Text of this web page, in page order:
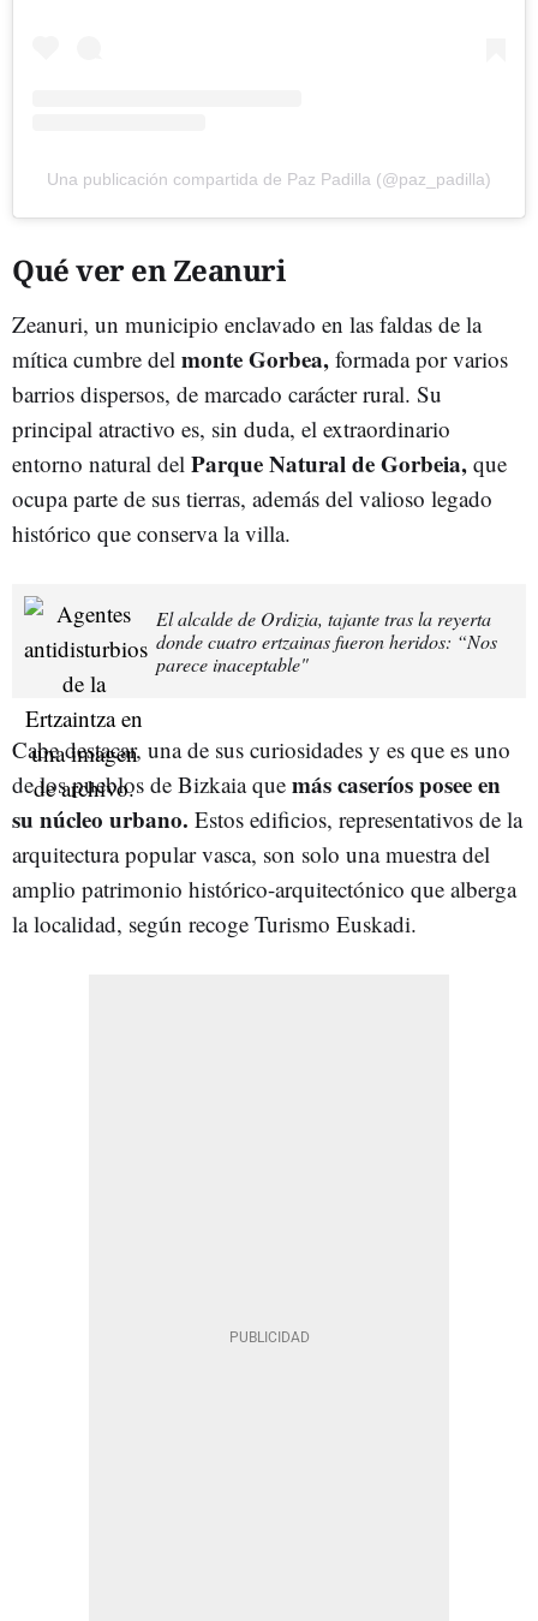
Una publicación compartida de Paz Padilla (@paz_padilla)
Qué ver en Zeanuri
Zeanuri, un municipio enclavado en las faldas de la
mítica cumbre del monte Gorbea, formada por varios
barrios dispersos, de marcado carácter rural. Su
principal atractivo es, sin duda, el extraordinario
entorno natural del Parque Natural de Gorbeia, que
ocupa parte de sus tierras, además del valioso legado
histórico que conserva la villa.
El alcalde de Ordizia, tajante tras la reyerta
donde cuatro ertzainas fueron heridos: “Nos
parece inaceptable"
Cabe destacar, una de sus curiosidades y es que es uno
de los pueblos de Bizkaia que más caseríos posee en
su núcleo urbano. Estos edificios, representativos de la
arquitectura popular vasca, son solo una muestra del
amplio patrimonio histórico-arquitectónico que alberga
la localidad, según recoge Turismo Euskadi.